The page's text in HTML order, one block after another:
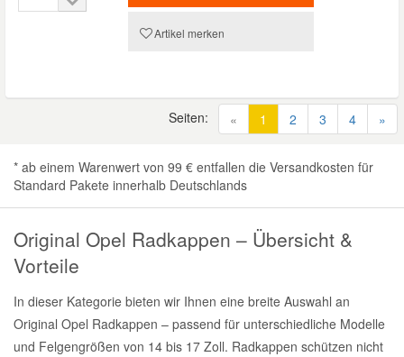
Artikel merken
« 1 (current)
2 3 4 »
Seiten:
* ab einem Warenwert von 99 € entfallen die Versandkosten für
Standard Pakete innerhalb Deutschlands
Original Opel Radkappen – Übersicht &
Vorteile
In dieser Kategorie bieten wir Ihnen eine breite Auswahl an
Original Opel Radkappen – passend für unterschiedliche Modelle
und Felgengrößen von 14 bis 17 Zoll. Radkappen schützen nicht